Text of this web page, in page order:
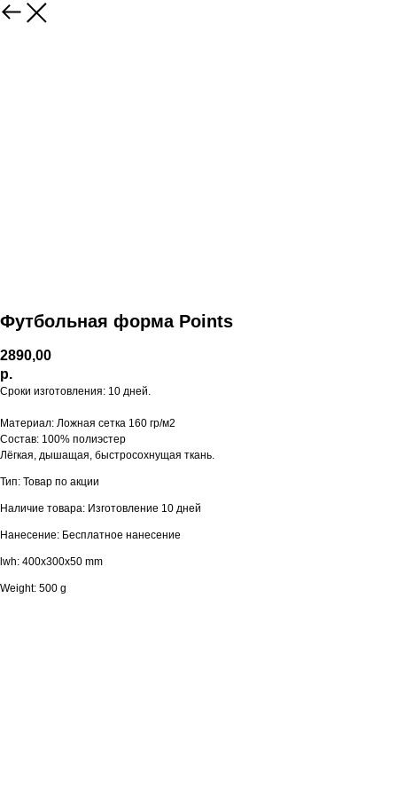
Футбольная форма Points
2890,00
р.
Сроки изготовления: 10 дней.
Материал: Ложная сетка 160 гр/м2
Состав: 100% полиэстер
Лёгкая, дышащая, быстросохнущая ткань.
Тип: Товар по акции
Наличие товара: Изготовление 10 дней
Нанесение: Бесплатное нанесение
lwh: 400x300x50 mm
Weight: 500 g